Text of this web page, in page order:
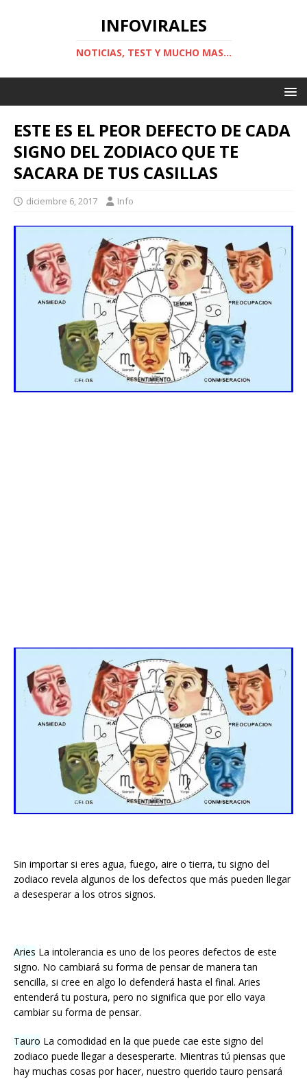
INFOVIRALES
NOTICIAS, TEST Y MUCHO MAS...
ESTE ES EL PEOR DEFECTO DE CADA
SIGNO DEL ZODIACO QUE TE
SACARA DE TUS CASILLAS
diciembre 6, 2017 Info
Sin importar si eres agua, fuego, aire o tierra, tu signo del
zodiaco revela algunos de los defectos que más pueden llegar
a desesperar a los otros signos.
Aries La intolerancia es uno de los peores defectos de este
signo. No cambiará su forma de pensar de manera tan
sencilla, si cree en algo lo defenderá hasta el final. Aries
entenderá tu postura, pero no significa que por ello vaya
cambiar su forma de pensar.
Tauro La comodidad en la que puede cae este signo del
zodiaco puede llegar a desesperarte. Mientras tú piensas que
hay muchas cosas por hacer, nuestro querido tauro pensará